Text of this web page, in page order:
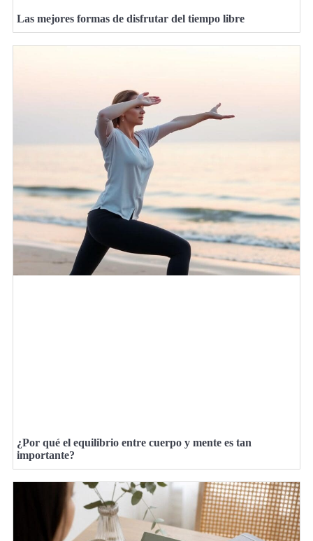
Las mejores formas de disfrutar del tiempo libre
¿Por qué el equilibrio entre cuerpo y mente es tan
importante?